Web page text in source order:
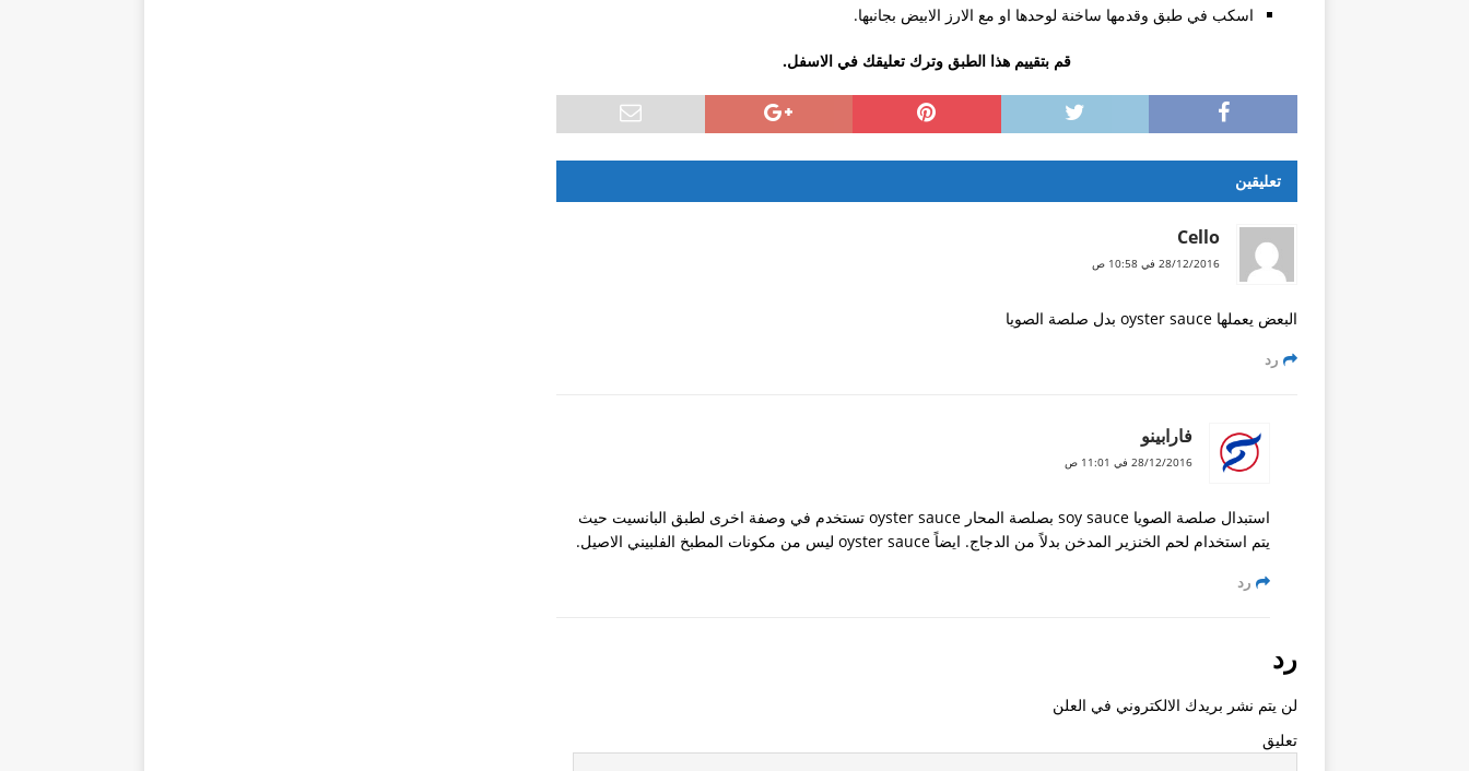
اسكب في طبق وقدمها ساخنة لوحدها او مع الارز الابيض بجانبها.
قم بتقييم هذا الطبق وترك تعليقك في الاسفل.
تعليقين
Cello
28/12/2016 في 10:58 ص
البعض يعملها oyster sauce بدل صلصة الصويا
رد
فارابينو
28/12/2016 في 11:01 ص
استبدال صلصة الصويا soy sauce بصلصة المحار oyster sauce تستخدم في وصفة اخرى لطبق البانسيت حيث
يتم استخدام لحم الخنزير المدخن بدلاً من الدجاج. ايضاً oyster sauce ليس من مكونات المطبخ الفلبيني الاصيل.
رد
رد
لن يتم نشر بريدك الالكتروني في العلن
تعليق